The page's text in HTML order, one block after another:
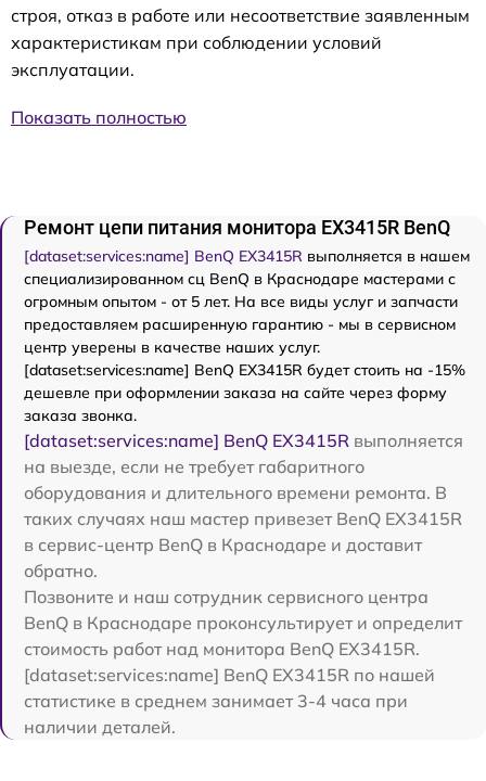
строя, отказ в работе или несоответствие заявленным
характеристикам при соблюдении условий
эксплуатации.
Показать полностью
Ремонт цепи питания монитора EX3415R BenQ
[dataset:services:name] BenQ EX3415R выполняется в нашем
специализированном сц BenQ в Краснодаре мастерами с
огромным опытом - от 5 лет. На все виды услуг и запчасти
предоставляем расширенную гарантию - мы в сервисном
центр уверены в качестве наших услуг.
[dataset:services:name] BenQ EX3415R будет стоить на -15%
дешевле при оформлении заказа на сайте через форму
заказа звонка.
[dataset:services:name] BenQ EX3415R выполняется
на выезде, если не требует габаритного
оборудования и длительного времени ремонта. В
таких случаях наш мастер привезет BenQ EX3415R
в сервис-центр BenQ в Краснодаре и доставит
обратно.
Позвоните и наш сотрудник сервисного центра
BenQ в Краснодаре проконсультирует и определит
стоимость работ над монитора BenQ EX3415R.
[dataset:services:name] BenQ EX3415R по нашей
статистике в среднем занимает 3-4 часа при
наличии деталей.